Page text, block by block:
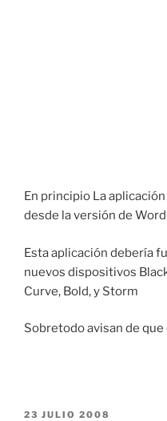
En principio La
desde la versión de
Esta aplicación debería
nuevos dispositivos
Curve, Bold, y Storm
Sobretodo avisan de que
PUBLICADO
23 JULIO 2008